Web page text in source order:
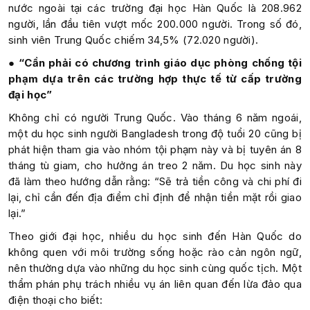
nước ngoài tại các trường đại học Hàn Quốc là 208.962
người, lần đầu tiên vượt mốc 200.000 người. Trong số đó,
sinh viên Trung Quốc chiếm 34,5% (72.020 người).
● “Cần phải có chương trình giáo dục phòng chống tội
phạm dựa trên các trường hợp thực tế từ cấp trường
đại học”
Không chỉ có người Trung Quốc. Vào tháng 6 năm ngoái,
một du học sinh người Bangladesh trong độ tuổi 20 cũng bị
phát hiện tham gia vào nhóm tội phạm này và bị tuyên án 8
tháng tù giam, cho hưởng án treo 2 năm. Du học sinh này
đã làm theo hướng dẫn rằng: “Sẽ trả tiền công và chi phí đi
lại, chỉ cần đến địa điểm chỉ định để nhận tiền mặt rồi giao
lại.”
Theo giới đại học, nhiều du học sinh đến Hàn Quốc do
không quen với môi trường sống hoặc rào cản ngôn ngữ,
nên thường dựa vào những du học sinh cùng quốc tịch. Một
thẩm phán phụ trách nhiều vụ án liên quan đến lừa đảo qua
điện thoại cho biết: